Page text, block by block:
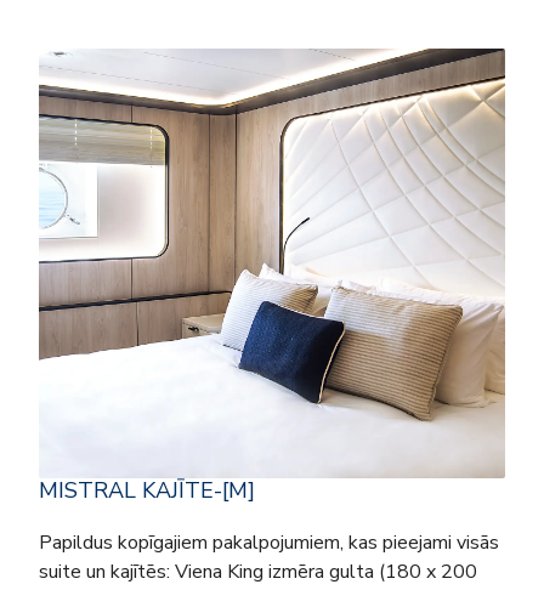
MISTRAL KAJĪTE-[M]
Papildus kopīgajiem pakalpojumiem, kas pieejami visās
suite un kajītēs: Viena King izmēra gulta (180 x 200